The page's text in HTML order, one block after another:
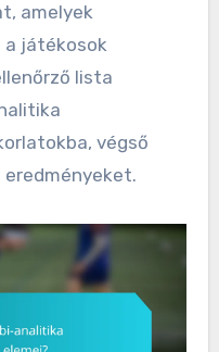
amelyek
játékosok
lista
végső